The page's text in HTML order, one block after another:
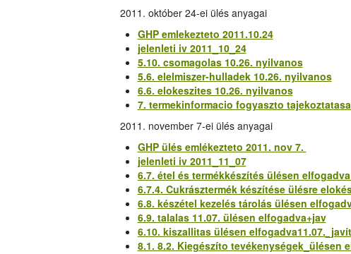
2011. október 24-ei ülés anyagai
GHP emlekezteto 2011.10.24
jelenleti iv 2011_10_24
5.10. csomagolas 10.26. nyilvanos
5.6. elelmiszer-hulladek 10.26. nyilvanos
6.6. elokeszites 10.26. nyilvanos
7. termekinformacio fogyaszto
2011. november 7-ei ülés anyagai
GHP ülés emlékezteto 2011. nov 7.
jelenleti iv 2011_11_07
6.7. étel és termékkészítés ülésen
6.7.4. Cukrásztermék készítése ülésre
6.8. készétel kezelés tárolás ülésen
6.9. talalas 11.07. ülésen elfogadva+jav
6.10. kiszallitas ülésen
8.1. 8.2. Kiegészíto tevékenységek_ülésen